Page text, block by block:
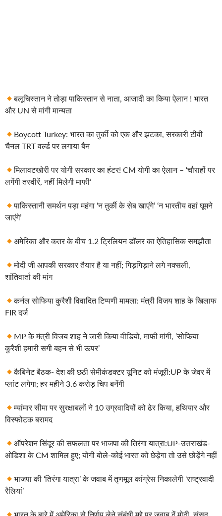
बलूचिस्तान ने तोड़ा पाकिस्तान से नाता, आजादी का किया ऐलान ! भारत
और UN से मांगी मान्यता
Boycott Turkey: भारत का तुर्की को एक और झटका, सरकारी टीवी
चैनल TRT वर्ल्ड पर लगाया बैन
मिलावटखोरी पर योगी सरकार का हंटर! CM योगी का ऐलान – ‘चौराहों पर
लगेंगी तस्वीरें, नहीं मिलेगी माफी’
पाकिस्तानी समर्थन पड़ा महंगा ‘न तुर्की के सेब खाएंगे’ ‘न भारतीय वहां घूमने
जाएंगे’
अमेरिका और कतर के बीच 1.2 ट्रिलियन डॉलर का ऐतिहासिक समझौता
मोदी जी आपकी सरकार तैयार है या नहीं; गिड़गिड़ाने लगे नक्सली,
शांतिवार्ता की मांग
कर्नल सोफिया कुरैशी विवादित टिप्पणी मामला: मंत्री विजय शाह के खिलाफ
FIR दर्ज
MP के मंत्री विजय शाह ने जारी किया वीडियो, माफी मांगी, ‘सोफिया
कुरैशी हमारी सगी बहन से भी ऊपर’
कैबिनेट बैठक- देश की छठी सेमीकंडक्टर यूनिट को मंजूरी:UP के जेवर में
प्लांट लगेगा; हर महीने 3.6 करोड़ चिप बनेंगी
म्यांमार सीमा पर सुरक्षाबलों ने 10 उग्रवादियों को ढेर किया, हथियार और
विस्फोटक बरामद
ऑपरेशन सिंदूर की सफलता पर भाजपा की तिरंगा यात्रा:UP-उत्तराखंड-
ओडिशा के CM शामिल हुए; योगी बोले-कोई भारत को छेड़ेगा तो उसे छोड़ेंगे नहीं
भाजपा की ‘तिरंगा यात्रा’ के जवाब में तृणमूल कांग्रेस निकालेगी ‘राष्ट्रवादी
रैलियां’